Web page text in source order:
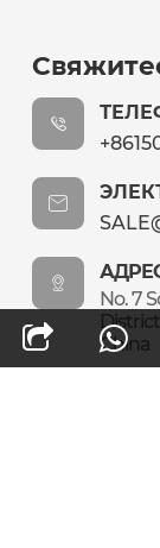
No. 7
China